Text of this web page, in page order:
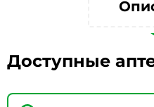
Доступные